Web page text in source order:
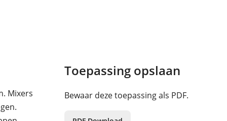
Mixers
Toepassing opslaan
Bewaar deze toepassing als PDF.